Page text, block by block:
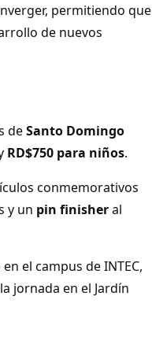
permitiendo que
de nuevos
deSanto Domingo
RD$750 para niños.
conmemorativos
y un pin finisheral
en el campus de INTEC,
jornada en el Jardín